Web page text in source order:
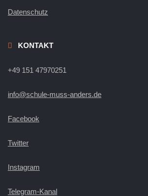
Datenschutz
KONTAKT
+49 151 47970251
info@schule-muss-anders.de
Facebook
Twitter
Instagram
Telegram-Kanal